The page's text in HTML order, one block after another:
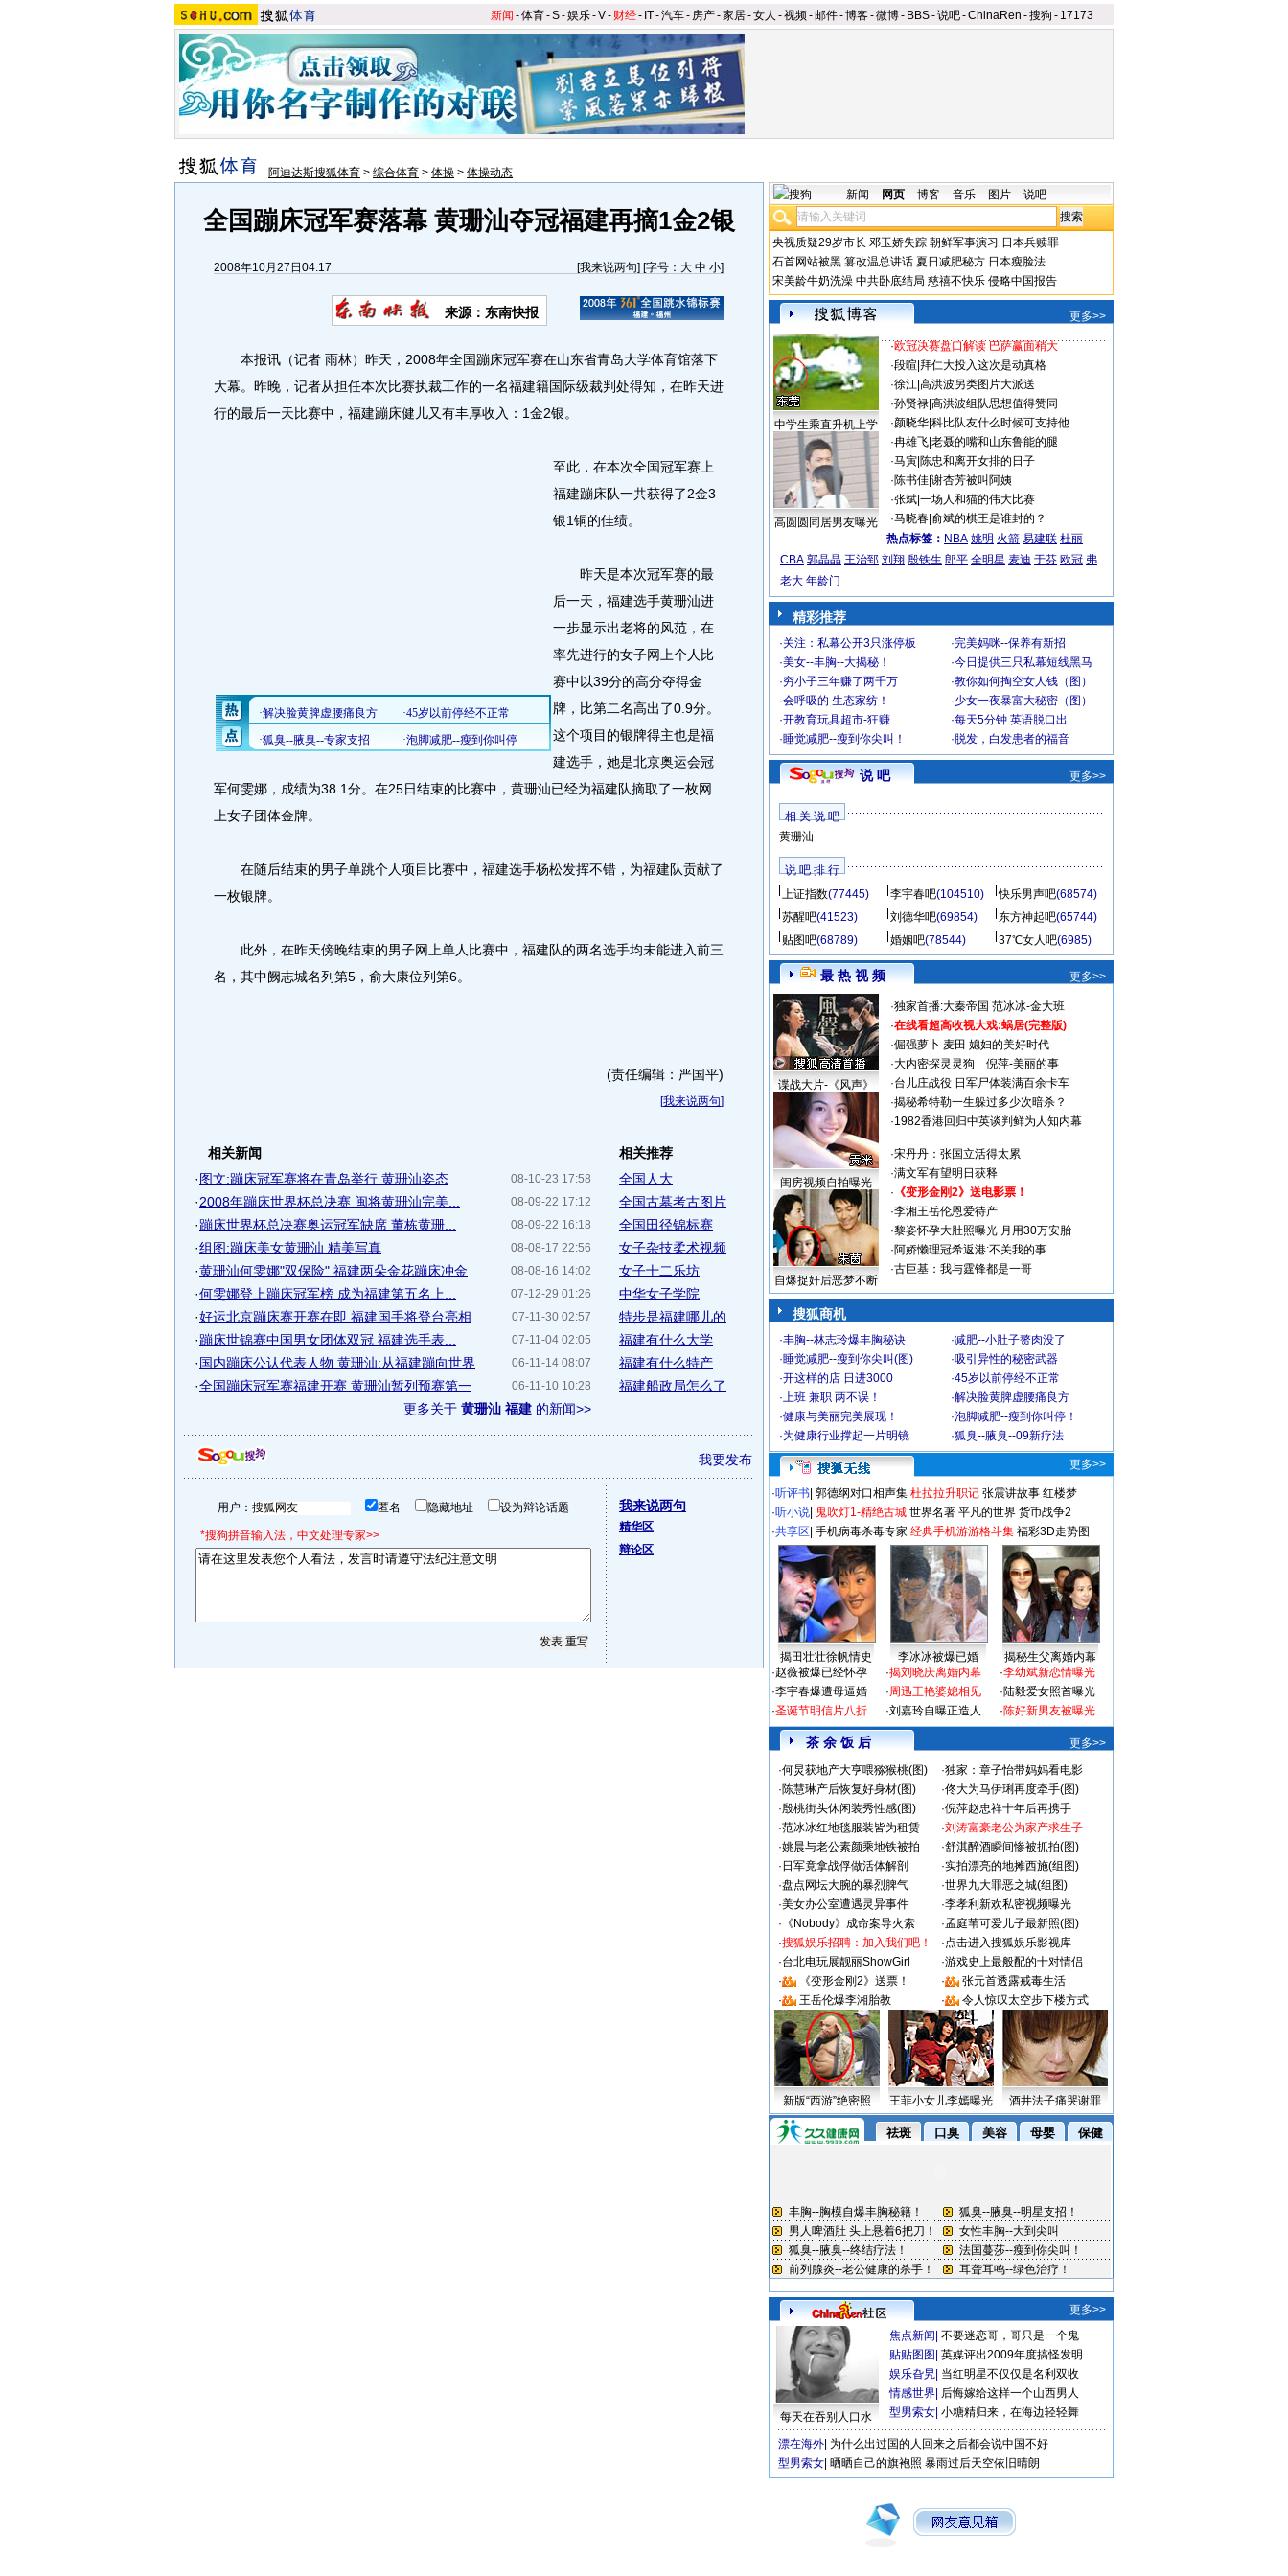
新闻 -体育-S-娱乐-V- 财经- IT-汽车- 房产-家居-女人 -视频-邮件-博客-微博- BBS-说吧-ChinaRen -搜狗 - 17173
阿迪达斯搜狐体育 > 综合体育 > 体操 > 体操动态
全国蹦床冠军赛落幕 黄珊汕夺冠福建再摘1金2银
2008年10月27日04:17 [我来说两句] [字号： 大 中 小]
来源：东南快报
本报讯（记者 雨林）昨天，2008年全国蹦床冠军赛在山东省青岛大学体育馆落下
大幕。昨晚，记者从担任本次比赛执裁工作的一名福建籍国际级裁判处得知，在昨天进
行的最后一天比赛中，福建蹦床健儿又有丰厚收入：1金2银。
至此，在本次全国冠军赛上
福建蹦床队一共获得了2金3
银1铜的佳绩。
昨天是本次冠军赛的最
后一天，福建选手黄珊汕进
一步显示出老将的风范，在
率先进行的女子网上个人比
赛中以39分的高分夺得金
牌，比第二名高出了0.9分。
这个项目的银牌得主也是福
建选手，她是北京奥运会冠
军何雯娜，成绩为38.1分。在25日结束的比赛中，黄珊汕已经为福建队摘取了一枚网
上女子团体金牌。
在随后结束的男子单跳个人项目比赛中，福建选手杨松发挥不错，为福建队贡献了
一枚银牌。
此外，在昨天傍晚结束的男子网上单人比赛中，福建队的两名选手均未能进入前三
名，其中阙志城名列第5，俞大康位列第6。
(责任编辑：严国平)
[我来说两句]
相关新闻
08-10-23 17:58
·图文:蹦床冠军赛将在青岛举行 黄珊汕姿态
08-09-22 17:12
·2008年蹦床世界杯总决赛 闽将黄珊汕完美...
08-09-22 16:18
·蹦床世界杯总决赛奥运冠军缺席 董栋黄珊...
08-08-17 22:56
·组图:蹦床美女黄珊汕 精美写真
08-08-16 14:02
·黄珊汕何雯娜"双保险" 福建两朵金花蹦床冲金
07-12-29 01:26
·何雯娜登上蹦床冠军榜 成为福建第五名上...
07-11-30 02:57
·好运北京蹦床赛开赛在即 福建国手将登台亮相
07-11-04 02:05
·蹦床世锦赛中国男女团体双冠 福建选手表...
06-11-14 08:07
·国内蹦床公认代表人物 黄珊汕:从福建蹦向世界
06-11-10 10:28
·全国蹦床冠军赛福建开赛 黄珊汕暂列预赛第一
更多关于 黄珊汕 福建 的新闻>>
相关推荐
全国人大
全国古墓考古图片
全国田径锦标赛
女子杂技柔术视频
女子十二乐坊
中华女子学院
特步是福建哪儿的
福建有什么大学
福建有什么特产
福建船政局怎么了
我要发布
用户： 匿名 隐藏地址 设为辩论话题
*搜狗拼音输入法，中文处理专家>>
我来说两句
精华区
辩论区
新闻 网页 博客 音乐 图片 说吧
央视质疑29岁市长 邓玉娇失踪 朝鲜军事演习 日本兵赎罪
石首网站被黑 篡改温总讲话 夏日减肥秘方 日本瘦脸法
宋美龄牛奶洗澡 中共卧底结局 慈禧不快乐 侵略中国报告
更多>>
中学生乘直升机上学
高圆圆同居男友曝光
·欧冠决赛盘口解读 巴萨赢面稍大
·段暄 拜仁大投入这次是动真格
·徐江| 高洪波另类图片大派送
·孙贤禄| 高洪波组队思想值得赞同
·颜晓华| 科比队友什么时候可支持他
·冉雄飞| 老聂的嘴和山东鲁能的腿
·马寅| 陈忠和离开女排的日子
·陈书佳| 谢杏芳被叫阿姨
·张斌| 一场人和猫的伟大比赛
·马晓春| 俞斌的棋王是谁封的？
热点标签： NBA 姚明 火箭 易建联 杜丽
CBA 郭晶晶 王治郅 刘翔 殷铁生 郎平 全明星 麦迪 于芬 欧冠 弗
老大 年龄门
精彩推荐
·关注：私幕公开3只涨停板 ·完美妈咪--保养有新招
·美女--丰胸--大揭秘！ ·今日提供三只私幕短线黑马
·穷小子三年赚了两千万 ·教你如何掏空女人钱（图）
·会呼吸的 生态家纺！ ·少女一夜暴富大秘密（图）
·开教育玩具超市-狂赚 ·每天5分钟 英语脱口出
·睡觉减肥--瘦到你尖叫！ · 脱发，白发患者的福音
说 吧 更多>>
相 关 说 吧
黄珊汕
说 吧 排 行
上证指数(77445) 李宇春吧(104510) 快乐男声吧(68574)
苏醒吧(41523) 刘德华吧(69854) 东方神起吧(65744)
贴图吧(68789) 婚姻吧(78544) 37℃女人吧(6985)
最 热 视 频 更多>>
谍战大片-《风声》
闺房视频自拍曝光
自爆捉奸后恶梦不断
·独家首播:大秦帝国 范冰冰-金大班
·在线看超高收视大戏:蜗居(完整版)
·倔强萝卜 麦田 媳妇的美好时代
·大内密探灵灵狗
倪萍-美丽的事
·台儿庄战役 日军尸体装满百余卡车
·揭秘希特勒一生躲过多少次暗杀？
·1982香港回归中英谈判鲜为人知内幕
·宋丹丹：张国立活得太累
·满文军有望明日获释
· 《变形金刚2》送电影票！
·李湘王岳伦恩爱待产
·黎姿怀孕大肚照曝光 月用30万安胎
·阿娇懒理冠希返港:不关我的事
·古巨基：我与霆锋都是一哥
搜狐商机
·丰胸--林志玲爆丰胸秘诀 ·减肥--小肚子赘肉没了
·睡觉减肥--瘦到你尖叫(图) ·吸引异性的秘密武器
·开这样的店 日进3000 ·45岁以前停经不正常
·上班 兼职 两不误！ ·解决脸黄脾虚腰痛良方
·健康与美丽完美展现！ ·泡脚减肥--瘦到你叫停！
·为健康行业撑起一片明镜 ·狐臭--腋臭--09新疗法
更多>>
·听评书 郭德纲对口相声集 杜拉拉升职记 张震讲故事 红楼梦
·听小说 鬼吹灯1-精绝古城 世界名著 平凡的世界 货币战争2
·共享区 手机病毒杀毒专家 经典手机游游格斗集 福彩3D走势图
揭田壮壮徐帆情史 李冰冰被爆已婚
揭秘生父离婚内幕
·赵薇被爆已经怀孕
·李宇春爆遭母逼婚
·圣诞节明信片八折
·揭刘晓庆离婚内幕
·周迅王艳婆媳相见
·刘嘉玲自曝正造人
·李幼斌新恋情曝光
·陆毅爱女照首曝光
·陈好新男友被曝光
茶 余 饭 后
更多>>
·何炅获地产大亨喂猕猴桃(图) ·独家：章子怡带妈妈看电影
·陈慧琳产后恢复好身材(图) ·佟大为马伊琍再度牵手(图)
·殷桃街头休闲装秀性感(图) ·倪萍赵忠祥十年后再携手
·范冰冰红地毯服装皆为租赁 ·刘涛富豪老公为家产求生子
·姚晨与老公素颜乘地铁被拍 ·舒淇醉酒瞬间惨被抓拍(图)
· 日军竟拿战俘做活体解剖 ·实拍漂亮的地摊西施(组图)
·盘点网坛大腕的暴烈脾气 ·世界九大罪恶之城(组图)
·美女办公室遭遇灵异事件 ·李孝利新欢私密视频曝光
· 《Nobody》成命案导火索 ·孟庭苇可爱儿子最新照(图)
·搜狐娱乐招聘：加入我们吧！ ·点击进入搜狐娱乐影视库
·台北电玩展靓丽ShowGirl ·游戏史上最般配的十对情侣
·
《变形金刚2》送票！ ·
张元首透露戒毒生活
·
王岳伦爆李湘胎教 · 令人惊叹太空步下楼方式
新版“西游”绝密照 王菲小女儿李嫣曝光 酒井法子痛哭谢罪
更多>>
每天在吞别人口水
焦点新闻 不要迷恋哥，哥只是一个鬼
贴贴图图 英媒评出2009年度搞怪发明
娱乐旮旯 当红明星不仅仅是名利双收
情感世界 后悔嫁给这样一个山西男人
型男索女 小糖精归来，在海边轻轻舞
漂在海外 为什么出过国的人回来之后都会说中国不好
型男索女 晒晒自己的旗袍照 暴雨过后天空依旧晴朗